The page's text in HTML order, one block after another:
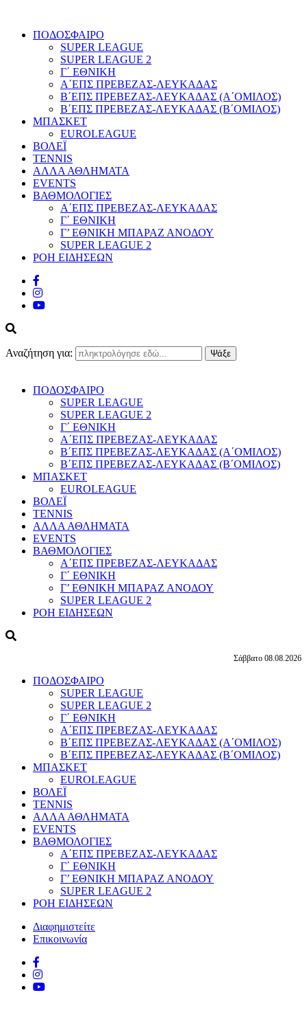
ΠΟΔΟΣΦΑΙΡΟ
SUPER LEAGUE
SUPER LEAGUE 2
Γ΄ ΕΘΝΙΚΗ
Α΄ΕΠΣ ΠΡΕΒΕΖΑΣ-ΛΕΥΚΑΔΑΣ
Β΄ΕΠΣ ΠΡΕΒΕΖΑΣ-ΛΕΥΚΑΔΑΣ (Α΄ΟΜΙΛΟΣ)
Β΄ΕΠΣ ΠΡΕΒΕΖΑΣ-ΛΕΥΚΑΔΑΣ (Β΄ΟΜΙΛΟΣ)
ΜΠΑΣΚΕΤ
EUROLEAGUE
ΒΟΛΕΪ
TENNIS
ΑΛΛΑ ΑΘΛΗΜΑΤΑ
EVENTS
ΒΑΘΜΟΛΟΓΙΕΣ
Α΄ΕΠΣ ΠΡΕΒΕΖΑΣ-ΛΕΥΚΑΔΑΣ
Γ΄ ΕΘΝΙΚΗ
Γ’ ΕΘΝΙΚΗ ΜΠΑΡΑΖ ΑΝΟΔΟΥ
SUPER LEAGUE 2
ΡΟΗ ΕΙΔΗΣΕΩΝ
Αναζήτηση για:
ΠΟΔΟΣΦΑΙΡΟ
SUPER LEAGUE
SUPER LEAGUE 2
Γ΄ ΕΘΝΙΚΗ
Α΄ΕΠΣ ΠΡΕΒΕΖΑΣ-ΛΕΥΚΑΔΑΣ
Β΄ΕΠΣ ΠΡΕΒΕΖΑΣ-ΛΕΥΚΑΔΑΣ (Α΄ΟΜΙΛΟΣ)
Β΄ΕΠΣ ΠΡΕΒΕΖΑΣ-ΛΕΥΚΑΔΑΣ (Β΄ΟΜΙΛΟΣ)
ΜΠΑΣΚΕΤ
EUROLEAGUE
ΒΟΛΕΪ
TENNIS
ΑΛΛΑ ΑΘΛΗΜΑΤΑ
EVENTS
ΒΑΘΜΟΛΟΓΙΕΣ
Α΄ΕΠΣ ΠΡΕΒΕΖΑΣ-ΛΕΥΚΑΔΑΣ
Γ΄ ΕΘΝΙΚΗ
Γ’ ΕΘΝΙΚΗ ΜΠΑΡΑΖ ΑΝΟΔΟΥ
SUPER LEAGUE 2
ΡΟΗ ΕΙΔΗΣΕΩΝ
Σάββατο 08.08.2026
ΠΟΔΟΣΦΑΙΡΟ
SUPER LEAGUE
SUPER LEAGUE 2
Γ΄ ΕΘΝΙΚΗ
Α΄ΕΠΣ ΠΡΕΒΕΖΑΣ-ΛΕΥΚΑΔΑΣ
Β΄ΕΠΣ ΠΡΕΒΕΖΑΣ-ΛΕΥΚΑΔΑΣ (Α΄ΟΜΙΛΟΣ)
Β΄ΕΠΣ ΠΡΕΒΕΖΑΣ-ΛΕΥΚΑΔΑΣ (Β΄ΟΜΙΛΟΣ)
ΜΠΑΣΚΕΤ
EUROLEAGUE
ΒΟΛΕΪ
TENNIS
ΑΛΛΑ ΑΘΛΗΜΑΤΑ
EVENTS
ΒΑΘΜΟΛΟΓΙΕΣ
Α΄ΕΠΣ ΠΡΕΒΕΖΑΣ-ΛΕΥΚΑΔΑΣ
Γ΄ ΕΘΝΙΚΗ
Γ’ ΕΘΝΙΚΗ ΜΠΑΡΑΖ ΑΝΟΔΟΥ
SUPER LEAGUE 2
ΡΟΗ ΕΙΔΗΣΕΩΝ
Διαφημιστείτε
Επικοινωνία